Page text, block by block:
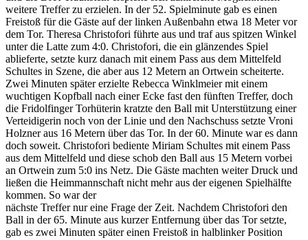
weitere Treffer zu erzielen. In der 52. Spielminute gab es einen
Freistoß für die Gäste auf der linken Außenbahn etwa 18 Meter vor
dem Tor. Theresa Christofori führte aus und traf aus spitzen Winkel
unter die Latte zum 4:0. Christofori, die ein glänzendes Spiel
ablieferte, setzte kurz danach mit einem Pass aus dem Mittelfeld
Schultes in Szene, die aber aus 12 Metern an Ortwein scheiterte.
Zwei Minuten später erzielte Rebecca Winklmeier mit einem
wuchtigen Kopfball nach einer Ecke fast den fünften Treffer, doch
die Fridolfinger Torhüterin kratzte den Ball mit Unterstützung einer
Verteidigerin noch von der Linie und den Nachschuss setzte Vroni
Holzner aus 16 Metern über das Tor. In der 60. Minute war es dann
doch soweit. Christofori bediente Miriam Schultes mit einem Pass
aus dem Mittelfeld und diese schob den Ball aus 15 Metern vorbei
an Ortwein zum 5:0 ins Netz. Die Gäste machten weiter Druck und
ließen die Heimmannschaft nicht mehr aus der eigenen Spielhälfte
kommen. So war der
nächste Treffer nur eine Frage der Zeit. Nachdem Christofori den
Ball in der 65. Minute aus kurzer Entfernung über das Tor setzte,
gab es zwei Minuten später einen Freistoß in halblinker Position